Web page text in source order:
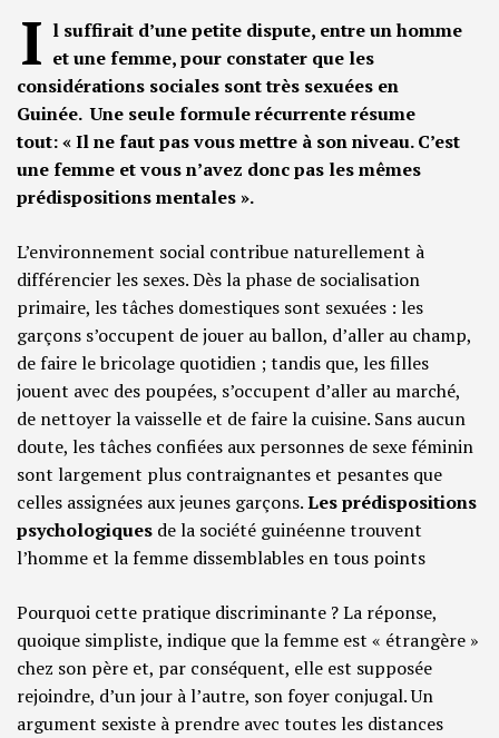
I l suffirait d’une petite dispute, entre un homme
et une femme, pour constater que les
considérations sociales sont très sexuées en
Guinée. Une seule formule récurrente résume
tout: « Il ne faut pas vous mettre à son niveau. C’est
une femme et vous n’avez donc pas les mêmes
prédispositions mentales ».
L’environnement social contribue naturellement à
différencier les sexes. Dès la phase de socialisation
primaire, les tâches domestiques sont sexuées : les
garçons s’occupent de jouer au ballon, d’aller au champ,
de faire le bricolage quotidien ; tandis que, les filles
jouent avec des poupées, s’occupent d’aller au marché,
de nettoyer la vaisselle et de faire la cuisine. Sans aucun
doute, les tâches confiées aux personnes de sexe féminin
sont largement plus contraignantes et pesantes que
celles assignées aux jeunes garçons.Les prédispositions
psychologiques de la société guinéenne trouvent
l’homme et la femme dissemblables en tous points
Pourquoi cette pratique discriminante ? La réponse,
quoique simpliste, indique que la femme est « étrangère »
chez son père et, par conséquent, elle est supposée
rejoindre, d’un jour à l’autre, son foyer conjugal. Un
argument sexiste à prendre avec toutes les distances